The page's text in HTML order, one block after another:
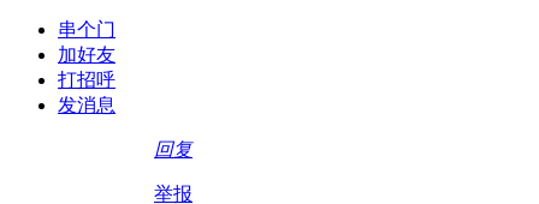
串个门
加好友
打招呼
发消息
回复
举报